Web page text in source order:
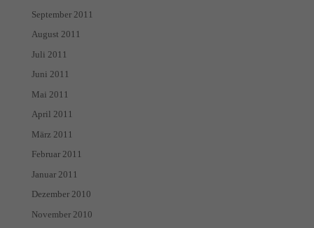
September 2011
August 2011
Juli 2011
Juni 2011
Mai 2011
April 2011
März 2011
Februar 2011
Januar 2011
Dezember 2010
November 2010